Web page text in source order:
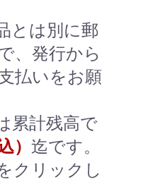
とは別に郵
、発行から
払いをお願
累計残高で
） 迄です。
クリックし